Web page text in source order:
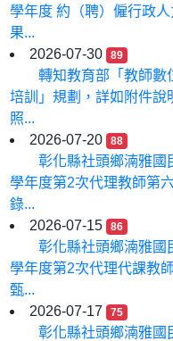
學年度 約（聘）僱行政
果...
2026-07-30
89
轉知教育部「教師數
培訓」規劃，詳如附件說
照...
2026-07-20
88
彰化縣社頭鄉湳雅國
學年度第2次代理教師第
錄...
2026-07-15
86
彰化縣社頭鄉湳雅國
學年度第2次代理代課教
甄...
2026-07-17
75
彰化縣社頭鄉湳雅國